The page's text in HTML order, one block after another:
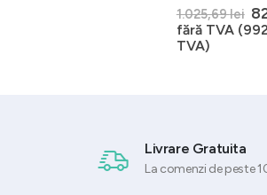
1.025,69lei
fără TVA (
TVA)
Livrare Gratuita
La comenzi de peste